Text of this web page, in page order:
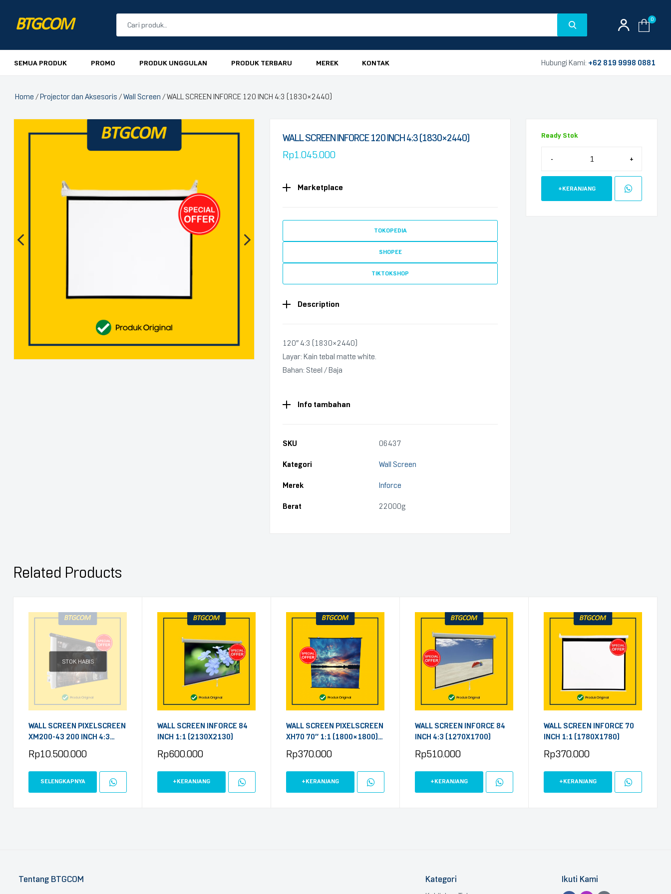
BTGCOM 0
SEMUA PRODUK PROMO PRODUK UNGGULAN PRODUK TERBARU MEREK KONTAK Hubungi Kami: +62 819 9998 0881
Home /Projector dan Aksesoris /Wall Screen / WALL SCREEN INFORCE 120 INCH 4:3 (1830×2440)
🔍
WALL SCREEN INFORCE 120 INCH 4:3 (1830×2440)
Rp1.045.000
Marketplace
TOKOPEDIA
SHOPEE
TIKTOKSHOP
Description
120″ 4:3 (1830×2440)
Layar: Kain tebal matte white.
Bahan: Steel / Baja
Info tambahan
SKU 06437
Kategori Wall Screen
Merek Inforce
Berat 22000g
Ready Stok
- +
+KERANJANG
Related Products
STOK HABIS
WALL SCREEN PIXELSCREEN
XM200-43 200 INCH 4:3
MOTORIZE
Rp10.500.000
SELENGKAPNYA
WALL SCREEN INFORCE 84
INCH 1:1 (2130X2130)
Rp600.000
+KERANJANG
WALL SCREEN PIXELSCREEN
XH70 70″ 1:1 (1800×1800)
Rp370.000
+KERANJANG
WALL SCREEN INFORCE 84
INCH 4:3 (1270X1700)
Rp510.000
+KERANJANG
WALL SCREEN INFORCE 70
INCH 1:1 (1780X1780)
Rp370.000
+KERANJANG
Tentang BTGCOM Kategori Ikuti Kami